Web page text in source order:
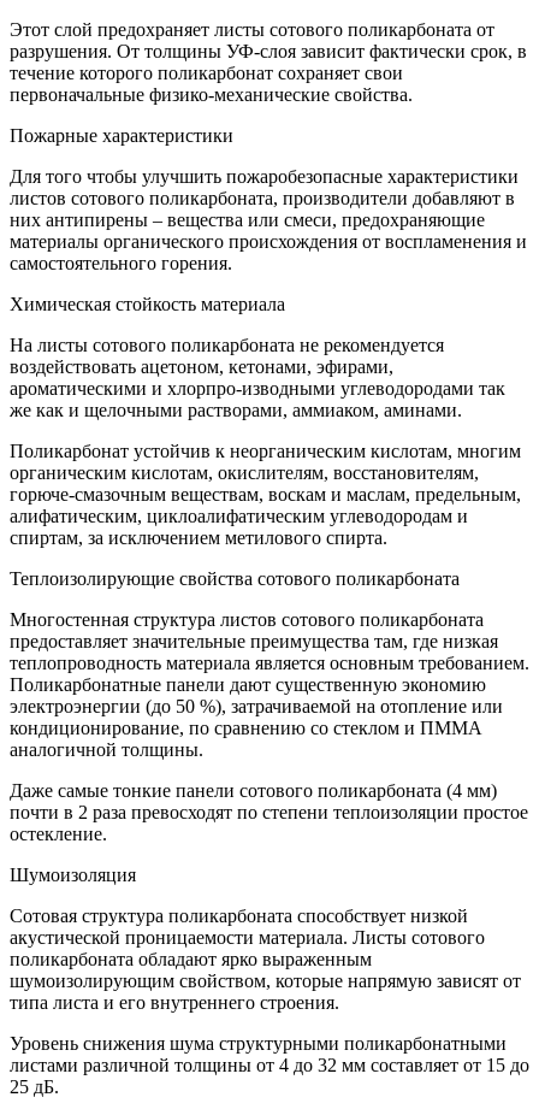
Этот слой предохраняет листы сотового поликарбоната от
разрушения. От толщины УФ-слоя зависит фактически срок, в
течение которого поликарбонат сохраняет свои
первоначальные физико-механические свойства.
Пожарные характеристики
Для того чтобы улучшить пожаробезопасные характеристики
листов сотового поликарбоната, производители добавляют в
них антипирены – вещества или смеси, предохраняющие
материалы органического происхождения от воспламенения и
самостоятельного горения.
Химическая стойкость материала
На листы сотового поликарбоната не рекомендуется
воздействовать ацетоном, кетонами, эфирами,
ароматическими и хлорпро-изводными углеводородами так
же как и щелочными растворами, аммиаком, аминами.
Поликарбонат устойчив к неорганическим кислотам, многим
органическим кислотам, окислителям, восстановителям,
горюче-смазочным веществам, воскам и маслам, предельным,
алифатическим, циклоалифатическим углеводородам и
спиртам, за исключением метилового спирта.
Теплоизолирующие свойства сотового поликарбоната
Многостенная структура листов сотового поликарбоната
предоставляет значительные преимущества там, где низкая
теплопроводность материала является основным требованием.
Поликарбонатные панели дают существенную экономию
электроэнергии (до 50 %), затрачиваемой на отопление или
кондиционирование, по сравнению со стеклом и ПММА
аналогичной толщины.
Даже самые тонкие панели сотового поликарбоната (4 мм)
почти в 2 раза превосходят по степени теплоизоляции простое
остекление.
Шумоизоляция
Сотовая структура поликарбоната способствует низкой
акустической проницаемости материала. Листы сотового
поликарбоната обладают ярко выраженным
шумоизолирующим свойством, которые напрямую зависят от
типа листа и его внутреннего строения.
Уровень снижения шума структурными поликарбонатными
листами различной толщины от 4 до 32 мм составляет от 15 до
25 дБ.